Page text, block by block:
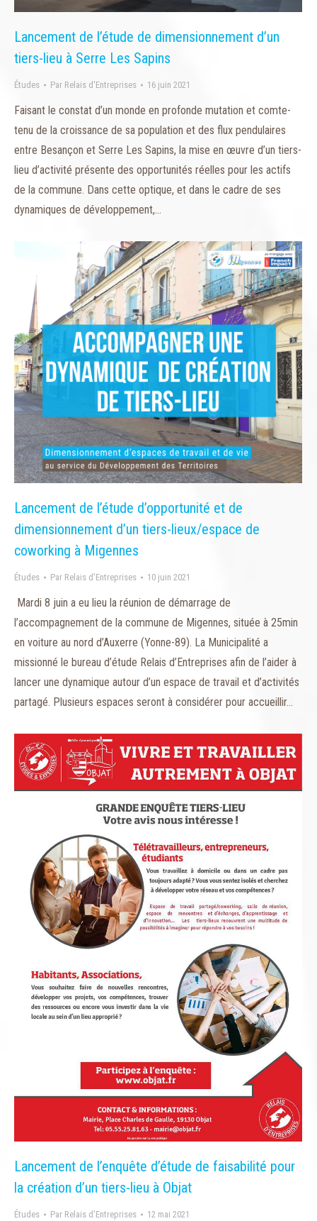
Lancement de l’étude de dimensionnement d’un
tiers-lieu à Serre Les Sapins
Études Par Relais d'Entreprises 16 juin 2021
Faisant le constat d’un monde en profonde mutation et comte-
tenu de la croissance de sa population et des flux pendulaires
entre Besançon et Serre Les Sapins, la mise en œuvre d’un tiers-
lieu d’activité présente des opportunités réelles pour les actifs
de la commune. Dans cette optique, et dans le cadre de ses
dynamiques de développement,…
Lancement de l’étude d’opportunité et de
dimensionnement d’un tiers-lieux/espace de
coworking à Migennes
Études Par Relais d'Entreprises 10 juin 2021
Mardi 8 juin a eu lieu la réunion de démarrage de
l’accompagnement de la commune de Migennes, située à 25min
en voiture au nord d’Auxerre (Yonne-89). La Municipalité a
missionné le bureau d’étude Relais d’Entreprises afin de l’aider à
lancer une dynamique autour d’un espace de travail et d’activités
partagé. Plusieurs espaces seront à considérer pour accueillir…
Lancement de l’enquête d’étude de faisabilité pour
la création d’un tiers-lieu à Objat
Études Par Relais d'Entreprises 12 mai 2021